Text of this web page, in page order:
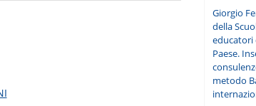
Giorgio
della
educatori
Paese.
metodo